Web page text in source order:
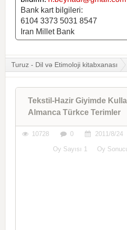
Bank kart bilgileri:
6104 3373 5031 8547
Iran Millet Bank
Turuz - Dil və Etimoloji kitabxanası
Tekstil-Hazir Giyimde
Almanca Türkce Terimler
10728 0 2011/8/24
Oy Sayısı 1 Oy